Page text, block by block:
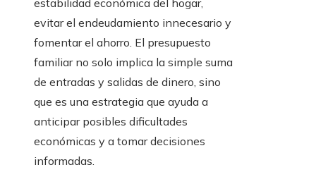
estabilidad económica del hogar,
evitar el endeudamiento innecesario y
fomentar el ahorro. El presupuesto
familiar no solo implica la simple suma
de entradas y salidas de dinero, sino
que es una estrategia que ayuda a
anticipar posibles dificultades
económicas y a tomar decisiones
informadas.